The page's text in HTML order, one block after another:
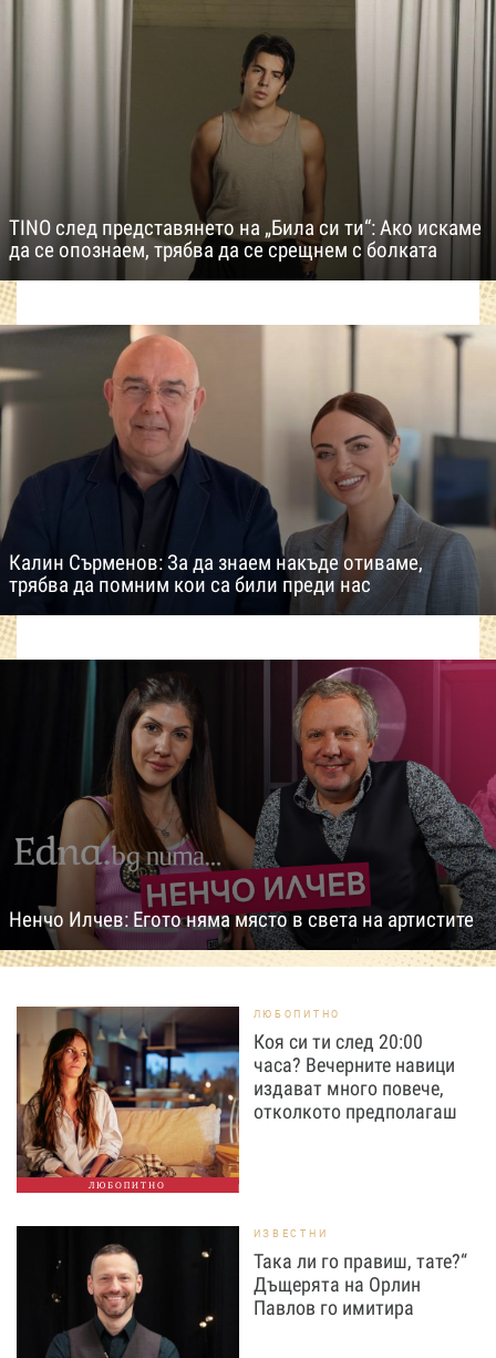
TINO след представянето на „Била си ти“: Ако искаме
да се опознаем, трябва да се срещнем с болката
Калин Сърменов: За да знаем накъде отиваме,
трябва да помним кои са били преди нас
Ненчо Илчев: Егото няма място в света на артистите
ЛЮБОПИТНО
ЛЮБОПИТНО
Коя си ти след 20:00
часа? Вечерните навици
издават много повече,
отколкото предполагаш
ИЗВЕСТНИ
Така ли го правиш, тате?“
Дъщерята на Орлин
Павлов го имитира